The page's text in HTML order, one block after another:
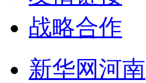
战略合作
新华网河南